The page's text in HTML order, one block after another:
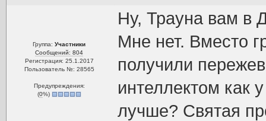
Группа:Участники
Сообщений: 804
Регистрация: 25.1.2017
Пользователь №: 28565
Предупреждения:
(0%)
Ну, Трауна вам в
Мне нет. Вместо
получили
интеллектом как
лучше? Святая